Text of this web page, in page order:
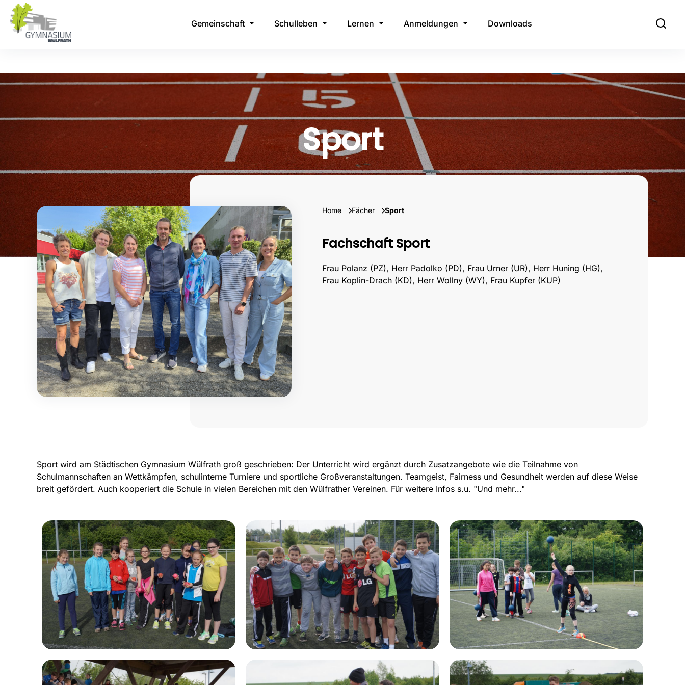
Gemeinschaft Schulleben Lernen Anmeldungen Downloads
Sport
Home Fächer Sport
Fachschaft Sport
Frau Polanz (PZ), Herr Padolko (PD), Frau Urner (UR), Herr Huning (HG),
Frau Koplin-Drach (KD), Herr Wollny (WY), Frau Kupfer (KUP)
Sport wird am Städtischen Gymnasium Wülfrath groß geschrieben: Der Unterricht wird ergänzt durch Zusatzangebote wie die Teilnahme von
Schulmannschaften an Wettkämpfen, schulinterne Turniere und sportliche Großveranstaltungen. Teamgeist, Fairness und Gesundheit werden auf diese Weise
breit gefördert. Auch kooperiert die Schule in vielen Bereichen mit den Wülfrather Vereinen. Für weitere Infos s.u. "Und mehr..."